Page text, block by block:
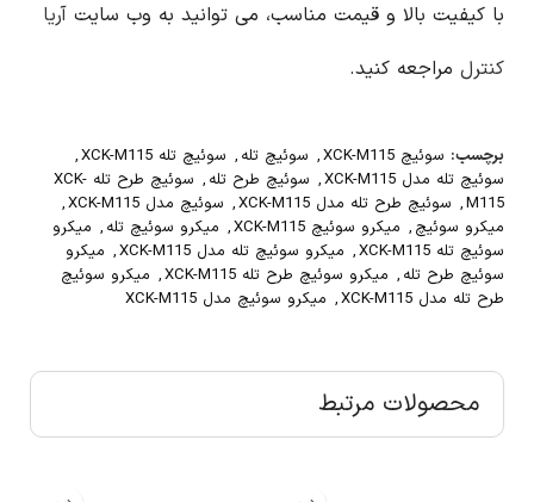
با کیفیت بالا و قیمت مناسب، می توانید به وب سایت آریا
کنترل مراجعه کنید.
برچسب: سوئیچ XCK-M115 , سوئیچ تله , سوئیچ تله XCK-M115
,
سوئیچ تله مدل XCK-M115
, سوئیچ طرح تله ,
سوئیچ طرح تله XCK-
M115
, سوئیچ طرح تله مدل XCK-M115 , سوئیچ مدل XCK-M115
,
میکرو سوئیچ , میکرو سوئیچ XCK-M115 , میکرو سوئیچ تله , میکرو
سوئیچ تله XCK-M115
, میکرو سوئیچ تله مدل XCK-M115 , میکرو
سوئیچ طرح تله , میکرو سوئیچ طرح تله XCK-M115 , میکرو سوئیچ
طرح تله مدل XCK-M115
, میکرو سوئیچ مدل XCK-M115
محصولات مرتبط